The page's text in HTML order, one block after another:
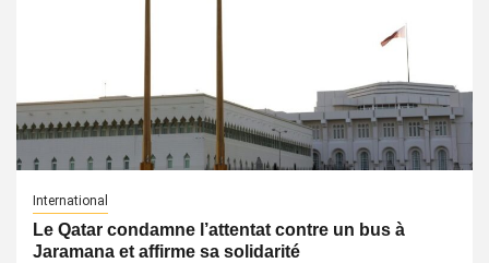
International
Le Qatar condamne l’attentat contre un bus à
Jaramana et affirme sa solidarité